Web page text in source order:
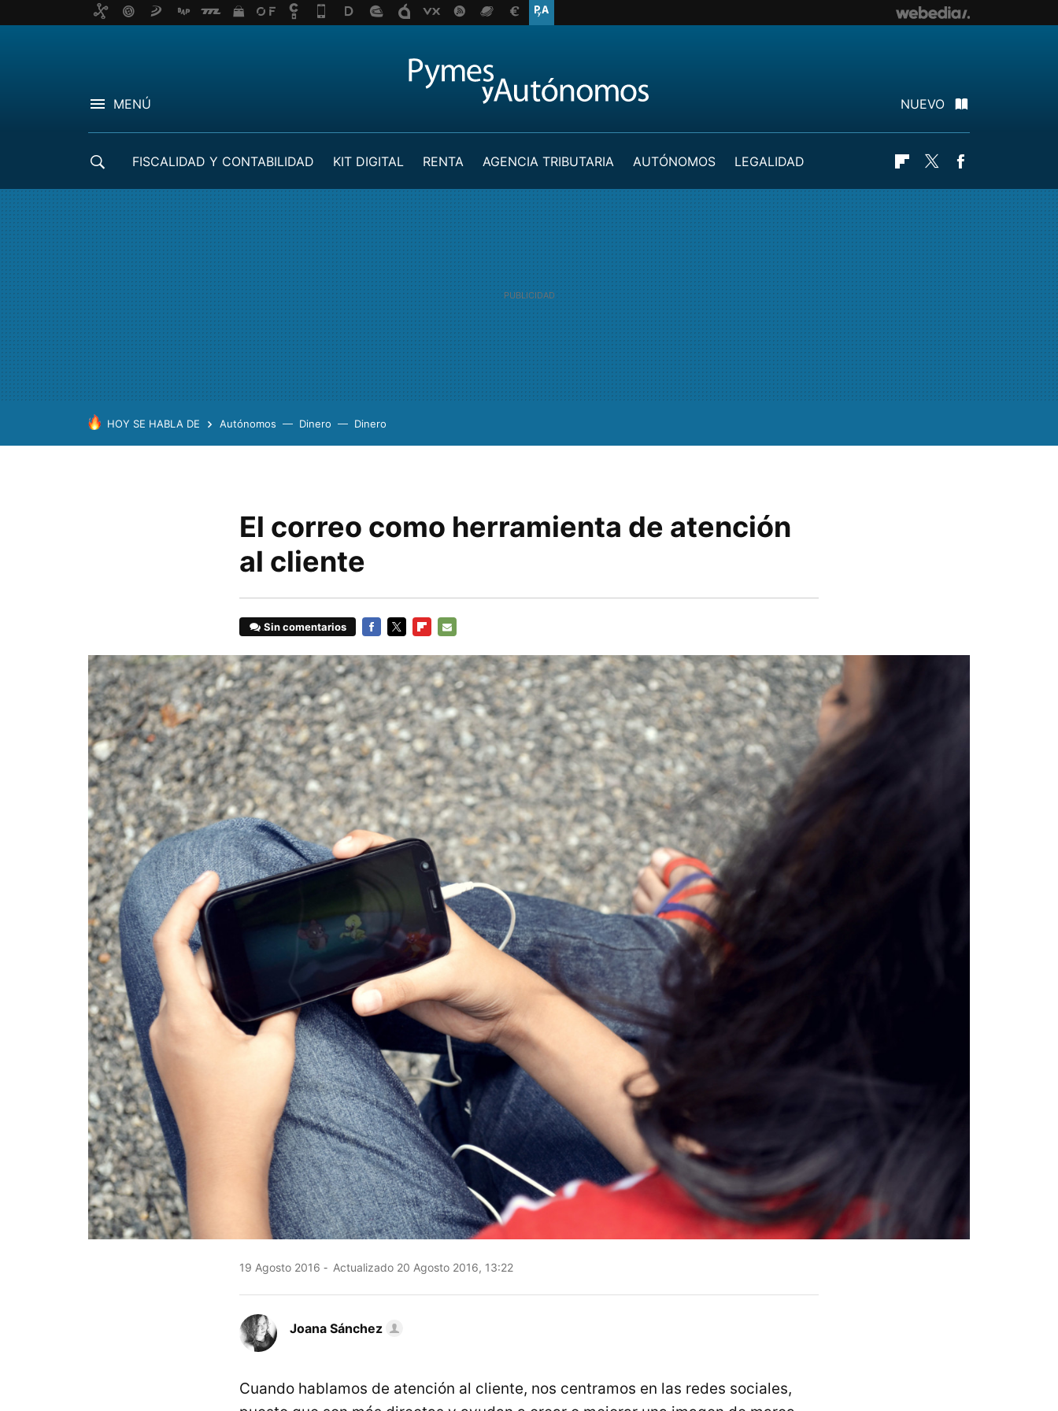
MENÚ NUEVO
FISCALIDAD Y CONTABILIDAD KIT DIGITAL RENTA AGENCIA TRIBUTARIA AUTÓNOMOS
LEGALIDAD
Flipboard
Twitter
HOY SE HABLA DE Autónomos Dinero Dinero
El correo como herramienta de atención
al cliente
Sin comentarios
MAIL
19 Agosto 2016 Actualizado 20 Agosto 2016, 13:22
Joana Sánchez
Cuando hablamos de atención al cliente, nos centramos en las redes sociales,